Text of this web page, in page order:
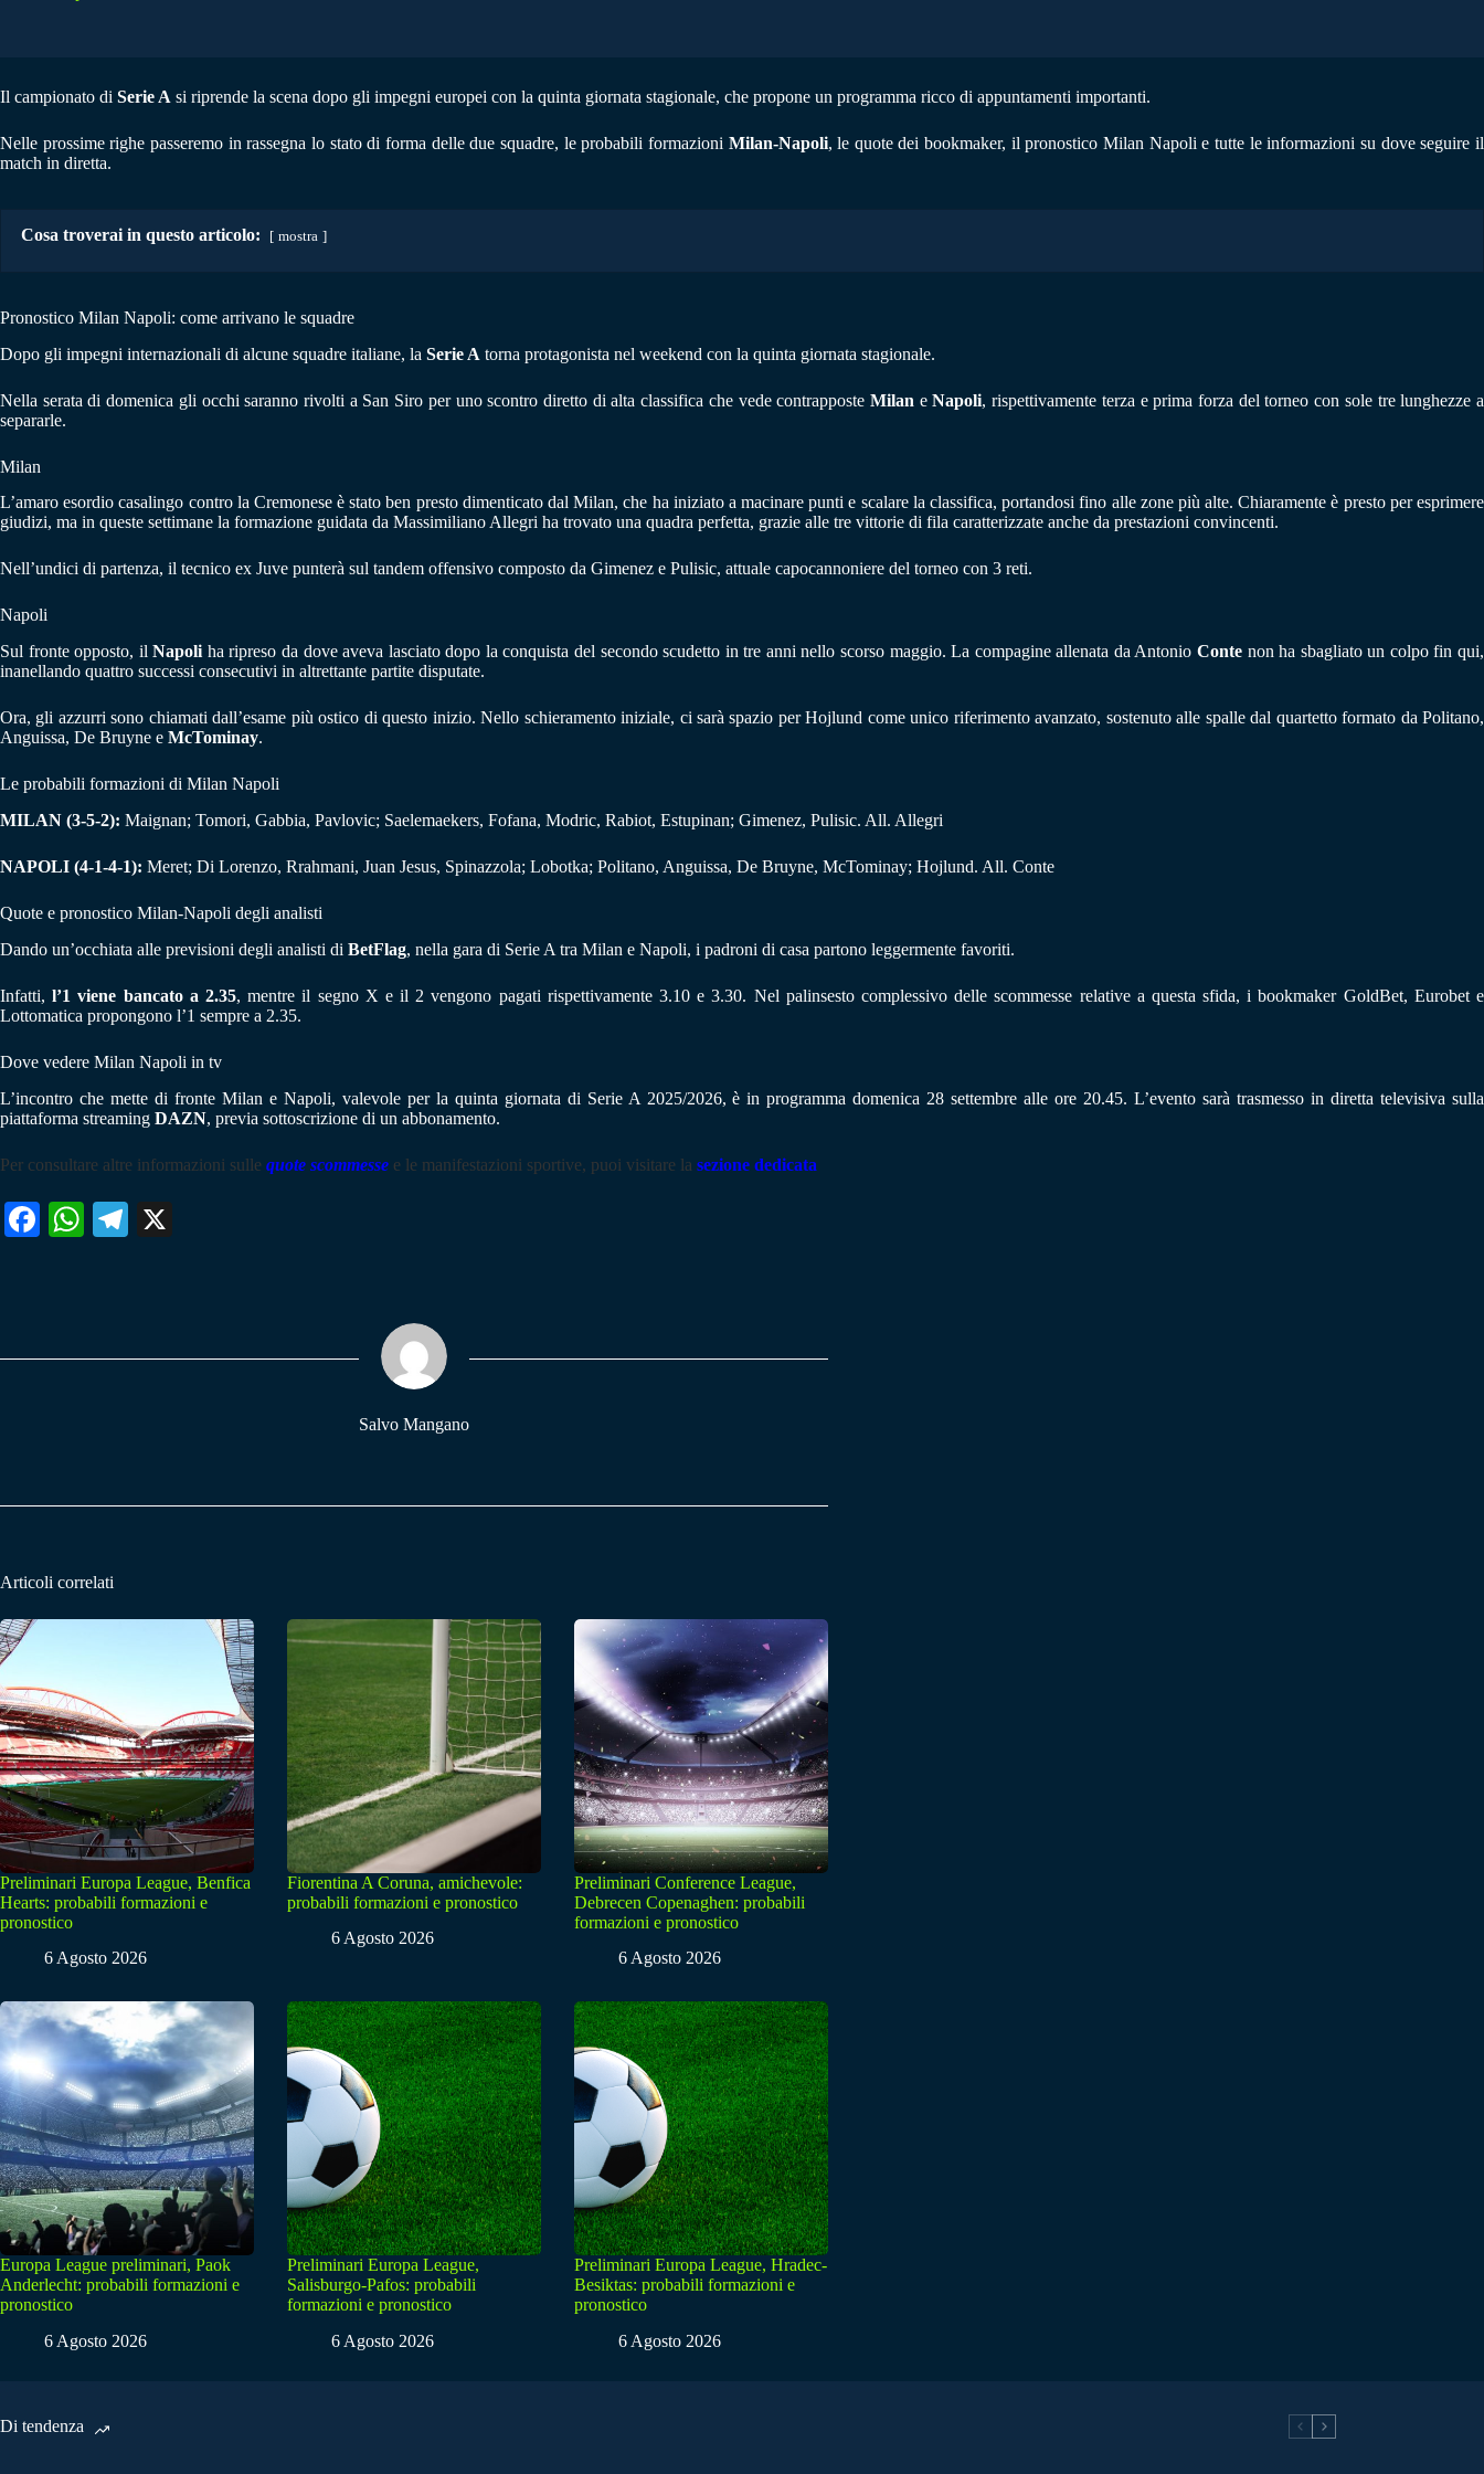
Il campionato di Serie A si riprende la scena dopo gli impegni europei con la quinta giornata stagionale, che propone un programma ricco di appuntamenti importanti.
Nelle prossime righe passeremo in rassegna lo stato di forma delle due squadre, le probabili formazioni Milan-Napoli, le quote dei bookmaker, il pronostico Milan Napoli e tutte le informazioni su dove seguire il
match in diretta.
Cosa troverai in questo articolo: mostra
Pronostico Milan Napoli: come arrivano le squadre
Dopo gli impegni internazionali di alcune squadre italiane, la Serie A torna protagonista nel weekend con la quinta giornata stagionale.
Nella serata di domenica gli occhi saranno rivolti a San Siro per uno scontro diretto di alta classifica che vede contrapposte Milan eNapoli, rispettivamente terza e prima forza del torneo con sole tre lunghezze a
separarle.
Milan
L’amaro esordio casalingo contro la Cremonese è stato ben presto dimenticato dal Milan, che ha iniziato a macinare punti e scalare la classifica, portandosi fino alle zone più alte. Chiaramente è presto per esprimere
giudizi, ma in queste settimane la formazione guidata da Massimiliano Allegri ha trovato una quadra perfetta, grazie alle tre vittorie di fila caratterizzate anche da prestazioni convincenti.
Nell’undici di partenza, il tecnico ex Juve punterà sul tandem offensivo composto da Gimenez e Pulisic, attuale capocannoniere del torneo con 3 reti.
Napoli
Sul fronte opposto, ilNapoli ha ripreso da dove aveva lasciato dopo la conquista del secondo scudetto in tre anni nello scorso maggio. La compagine allenata da AntonioConte non ha sbagliato un colpo fin qui,
inanellando quattro successi consecutivi in altrettante partite disputate.
Ora, gli azzurri sono chiamati dall’esame più ostico di questo inizio. Nello schieramento iniziale, ci sarà spazio per Hojlund come unico riferimento avanzato, sostenuto alle spalle dal quartetto formato da Politano,
Anguissa, De Bruyne e McTominay.
Le probabili formazioni di Milan Napoli
MILAN (3-5-2): Maignan; Tomori, Gabbia, Pavlovic; Saelemaekers, Fofana, Modric, Rabiot, Estupinan; Gimenez, Pulisic. All. Allegri
NAPOLI (4-1-4-1): Meret; Di Lorenzo, Rrahmani, Juan Jesus, Spinazzola; Lobotka; Politano, Anguissa, De Bruyne, McTominay; Hojlund. All. Conte
Quote e pronostico Milan-Napoli degli analisti
Dando un’occhiata alle previsioni degli analisti di BetFlag, nella gara di Serie A tra Milan e Napoli, i padroni di casa partono leggermente favoriti.
Infatti,l’1 viene bancato a 2.35, mentre il segno X e il 2 vengono pagati rispettivamente 3.10 e 3.30. Nel palinsesto complessivo delle scommesse relative a questa sfida, i bookmaker GoldBet, Eurobet e
Lottomatica propongono l’1 sempre a 2.35.
Dove vedere Milan Napoli in tv
L’incontro che mette di fronte Milan e Napoli, valevole per la quinta giornata di Serie A 2025/2026, è in programma domenica 28 settembre alle ore 20.45. L’evento sarà trasmesso in diretta televisiva sulla
piattaforma streaming DAZN, previa sottoscrizione di un abbonamento.
Per consultare altre informazioni sulle quote scommesse e le manifestazioni sportive, puoi visitare la sezione dedicata
Fa W
pp
Te
m
Salvo Mangano
Articoli correlati
Preliminari Europa League, Benfica
Hearts: probabili formazioni e
pronostico
6 Agosto 2026
Fiorentina A Coruna, amichevole:
probabili formazioni e pronostico
6 Agosto 2026
Preliminari Conference League,
Debrecen Copenaghen: probabili
formazioni e pronostico
6 Agosto 2026
Europa League preliminari, Paok
Anderlecht: probabili formazioni e
pronostico
6 Agosto 2026
Preliminari Europa League,
Salisburgo-Pafos: probabili
formazioni e pronostico
6 Agosto 2026
Preliminari Europa League, Hradec-
Besiktas: probabili formazioni e
pronostico
6 Agosto 2026
Di tendenza